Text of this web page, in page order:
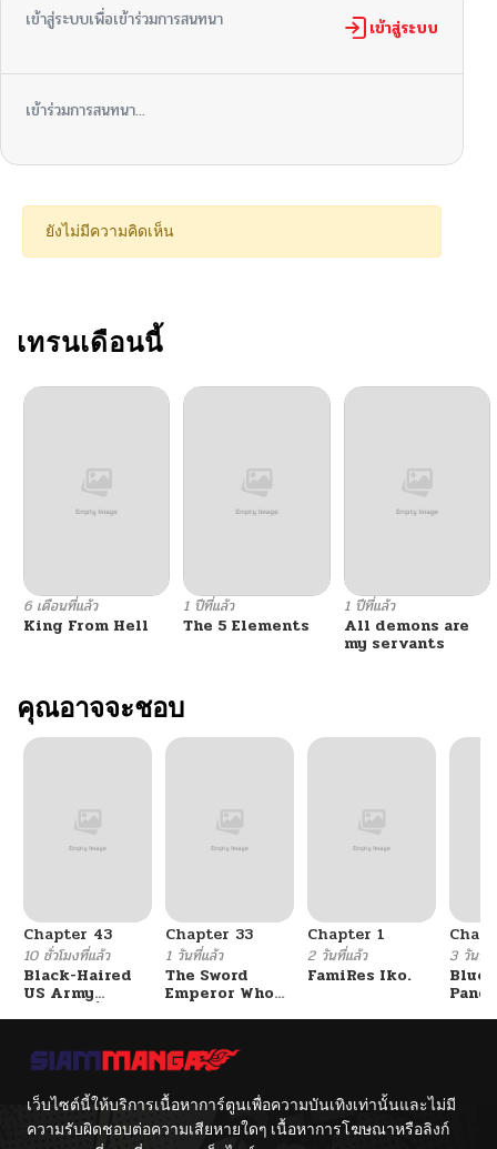
เข้าสู่ระบบเพื่อเข้าร่วมการสนทนา เข้าสู่ระบบ
เข้าร่วมการสนทนา...
ยังไม่มีความคิดเห็น
เทรนเดือนนี้
6 เดือนที่แล้ว
King From Hell
1 ปีที่แล้ว
The 5 Elements
1 ปีที่แล้ว
All demons are
my servants
คุณอาจจะชอบ
Chapter 43
10 ชั่วโมงที่แล้ว
Black-Haired
US Army
General ย้อนเวลา
Chapter 33
1 วันที่แล้ว
The Sword
Emperor Who
จักรพรรดิเทพดาบ
ผงาดเหนือชาติภพ
Chapter 1
2 วันที่แล้ว
FamiRes Iko.
3 วันที่
Blue
เว็บไซต์นี้ให้บริการเนื้อหาการ์ตูนเพื่อความบันเทิงเท่านั้นและไม่มี
ความรับผิดชอบต่อความเสียหายใดๆ เนื้อหาการโฆษณาหรือลิงก์